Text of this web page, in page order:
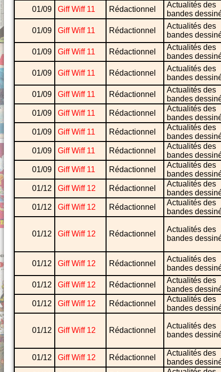
01/09
Giff Wiff 11 Rédactionnel
Actualités des
bandes
01/09
Giff Wiff 11 Rédactionnel
Actualités des
bandes
01/09
Giff Wiff 11 Rédactionnel
Actualités des
bandes
01/09
Giff Wiff 11 Rédactionnel
Actualités des
bandes
01/09
Giff Wiff 11 Rédactionnel
Actualités des
bandes
01/09
Giff Wiff 11 Rédactionnel
Actualités des
bandes
01/09
Giff Wiff 11 Rédactionnel
Actualités des
bandes
01/09
Giff Wiff 11 Rédactionnel
Actualités des
bandes
01/09
Giff Wiff 11 Rédactionnel
Actualités des
bandes
01/12
Giff Wiff 12 Rédactionnel
Actualités des
bandes
01/12
Giff Wiff 12 Rédactionnel
Actualités des
bandes
01/12 Giff Wiff 12 Rédactionnel
Actualités des
bandes
01/12 Giff Wiff 12 Rédactionnel
Actualités des
bandes
01/12
Giff Wiff 12 Rédactionnel
Actualités des
bandes
01/12
Giff Wiff 12 Rédactionnel
Actualités des
bandes
01/12 Giff Wiff 12 Rédactionnel
Actualités des
bandes
01/12 Giff Wiff 12 Rédactionnel
Actualités des
bandes